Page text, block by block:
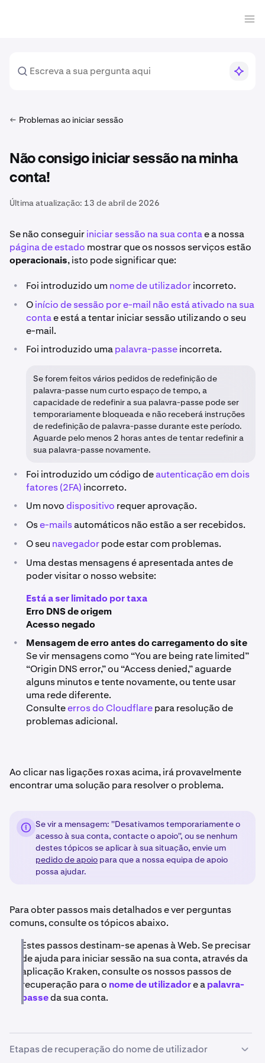
Problemas ao iniciar sessão
Não consigo iniciar sessão na minha
conta!
Última atualização: 13 de abril de 2026
Se não conseguiriniciar sessão na sua contae a nossa
página de estado mostrar que os nossos serviços estão
operacionais, isto pode significar que:
• Foi introduzido um nome de utilizadorincorreto.
• Oinício de sessão por e-mail não está ativado na sua
contae está a tentar iniciar sessão utilizando o seu
e-mail.
• Foi introduzido umapalavra-passeincorreta.
Se forem feitos vários pedidos de redefinição de
palavra-passe num curto espaço de tempo, a
capacidade de redefinir a sua palavra-passe pode ser
temporariamente bloqueada e não receberá instruções
de redefinição de palavra-passe durante este período.
Aguarde pelo menos 2 horas antes de tentar redefinir a
sua palavra-passe novamente.
• Foi introduzido um código deautenticação em dois
fatores (2FA) incorreto.
• Um novodispositivo requer aprovação.
• Ose-mailsautomáticos não estão a ser recebidos.
• O seu navegadorpode estar com problemas.
•
Uma destas mensagens é apresentada antes de
poder visitar o nosso website:
Está a ser limitado por taxa
Erro DNS de origem
Acesso negado
•
Mensagem de erro antes do carregamento do site
Se vir mensagens como “You are being rate limited”
“Origin DNS error,” ou “Access denied,” aguarde
alguns minutos e tente novamente, ou tente usar
uma rede diferente.
Consulteerros do Cloudflarepara resolução de
problemas adicional.
Ao clicar nas ligações roxas acima, irá provavelmente
encontrar uma solução para resolver o problema.
Se vir a mensagem: ''Desativamos temporariamente o
acesso à sua conta, contacte o apoio'', ou se nenhum
destes tópicos se aplicar à sua situação, envie um
pedido de apoio para que a nossa equipa de apoio
possa ajudar.
Para obter passos mais detalhados e ver perguntas
comuns, consulte os tópicos abaixo.
Estes passos destinam-se apenas à Web. Se precisar
de ajuda para iniciar sessão na sua conta, através da
aplicação Kraken, consulte os nossos passos de
recuperação para o nome de utilizadore apalavra-
passeda sua conta.
Etapas de recuperação do nome de utilizador